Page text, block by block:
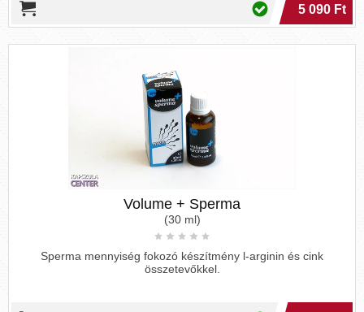
Cink
Omega-3 zsírsav
Gyógynövények, melyek segíthetnek a
sperma növelésben:
Ashwagandha
Királydinnye (Tribulus Terrestris)
Ginzeng
5 090 Ft
Volume + Sperma
(30 ml)
Sperma mennyiség fokozó készítmény l-arginin és cink
összetevőkkel.